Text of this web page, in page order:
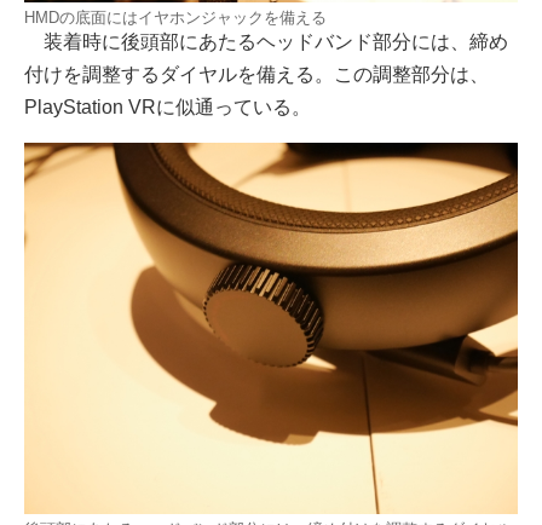
HMDの底面にはイヤホンジャックを備える
装着時に後頭部にあたるヘッドバンド部分には、締め
付けを調整するダイヤルを備える。この調整部分は、
PlayStation VRに似通っている。